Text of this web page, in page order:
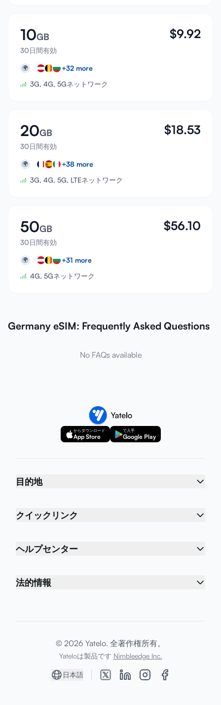
10GB
30日間有効
$9.92
🌍 +32 more
3G, 4G, 5Gネットワーク
20GB
30日間有効
$18.53
🌍 +38 more
3G, 4G, 5G, LTEネットワーク
50GB
30日間有効
$56.10
🌍 +31 more
4G, 5Gネットワーク
Germany eSIM: Frequently Asked Questions
No FAQs available
からダウンロード
App Store
で入手
Google Play
目的地
クイックリンク
ヘルプセンター
法的情報
© 2026 Yatelo. 全著作権所有。
Yateloは製品です Nimbleedge Inc.
日本語